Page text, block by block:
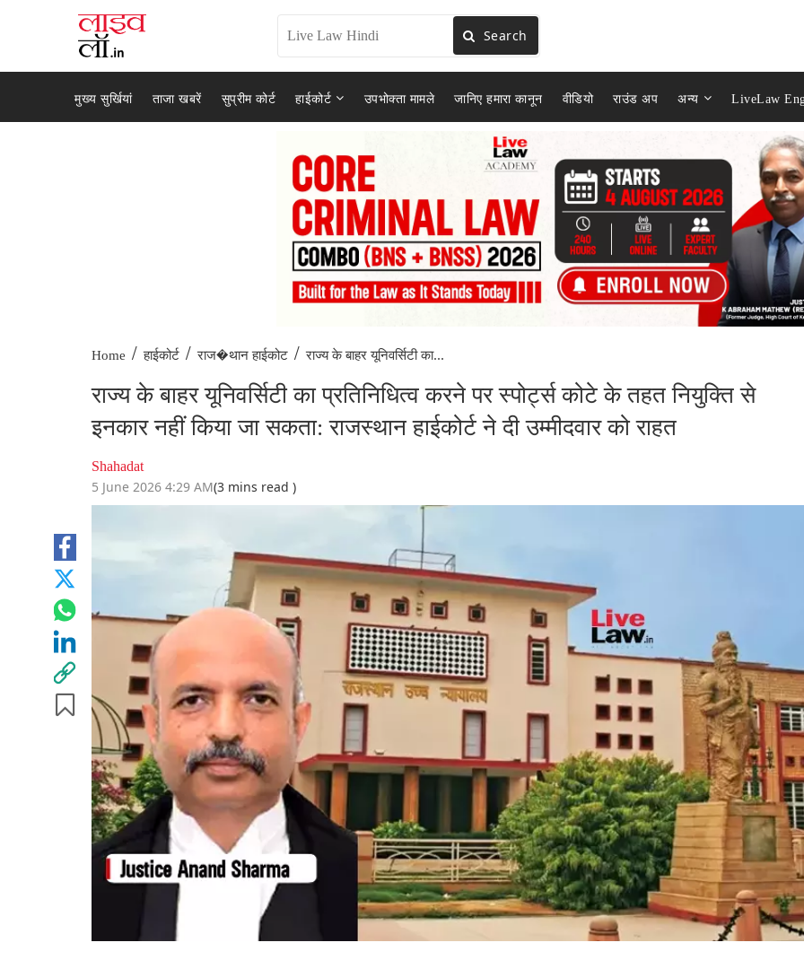
Search
मुख्य सुर्खियां ताजा खबरें सुप्रीम कोर्ट हाईकोर्ट उपभोक्ता मामले जानिए हमारा कानून वीडियो राउंड अप अन्य LiveLaw
Home / हाईकोर्ट / राज�थान हाईकोट / राज्य के बाहर यूनिवर्सिटी का...
राज्य के बाहर यूनिवर्सिटी का प्रतिनिधित्व करने पर स्पोर्ट्स कोटे के तहत नियुक्ति से
इनकार नहीं किया जा सकता: राजस्थान हाईकोर्ट ने दी उम्मीदवार को राहत
Shahadat
5 June 2026 4:29 AM(3 mins read )